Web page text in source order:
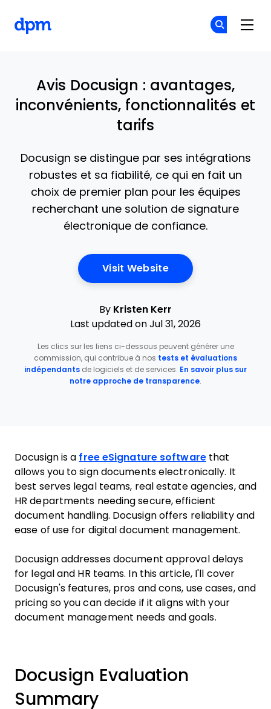
Avis Docusign : avantages,
inconvénients, fonctionnalités et
tarifs
Docusign se distingue par ses intégrations
robustes et sa fiabilité, ce qui en fait un
choix de premier plan pour les équipes
recherchant une solution de signature
électronique de confiance.
Visit WebsiteOpens New Window
By Kristen Kerr
Last updated on Jul 31, 2026
Les clics sur les liens ci-dessous peuvent générer une
commission, qui contribue à nos tests et évaluations
indépendants de logiciels et de services. En savoir plus sur
notre approche de transparence.
Docusign is a free eSignature softwarethat
allows you to sign documents electronically. It
best serves legal teams, real estate agencies, and
HR departments needing secure, efficient
document handling. Docusign offers reliability and
ease of use for digital document management.
Docusign addresses document approval delays
for legal and HR teams. In this article, I'll cover
Docusign's features, pros and cons, use cases, and
pricing so you can decide if it aligns with your
document management needs and goals.
Docusign Evaluation
Summary